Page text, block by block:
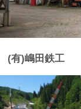
(有)嶋田鉄工